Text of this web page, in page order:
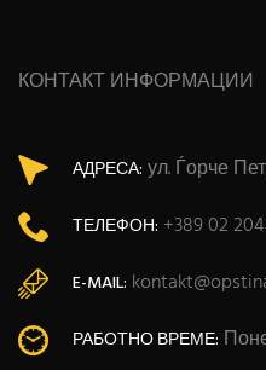
КОНТАКТ ИНФОРМАЦИИ
АДРЕСА: ул. Ѓорче
ТЕЛЕФОН: +389 02
E-MAIL:
РАБОТНО ВРЕМЕ: